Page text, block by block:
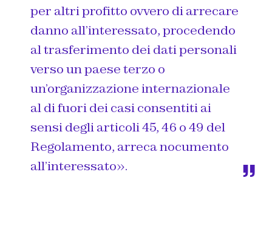
per altri profitto ovvero di arrecare
danno all’interessato, procedendo
al trasferimento dei dati personali
verso un paese terzo o
un’organizzazione internazionale
al di fuori dei casi consentiti ai
sensi degli articoli 45, 46 o 49 del
Regolamento, arreca nocumento
all’interessato».